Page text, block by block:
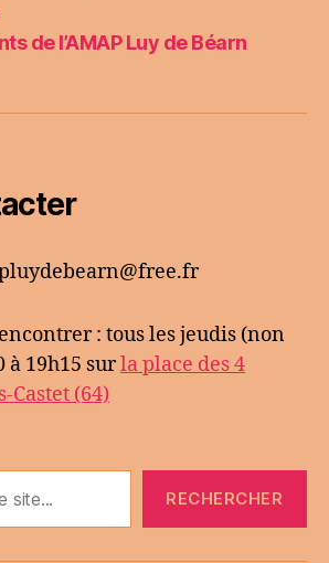
de l’AMAP Luy de Béarn
: tous les jeudis (non
à 19h15 surla place des 4
Castet (64)
RECHERCHER